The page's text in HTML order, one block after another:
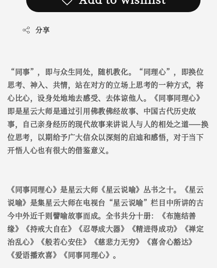
分享
“同事”，即与众生同处，随机教化。“同理心”，即换位
思考、神入、共情，站在对方的立场上思考的一种方式，将
心比心，设身处地地去感受、去体谅他人。《同事同理心》
即是星云大师是通过引用佛教佛经故事、中国古代历史故
事，自己亲身经历的现代故事来讲说人与人的相处之道——换
位思考，以期给予广大信众以深刻的启迪和感悟，对于当下
开悟人心也有很大的借鉴意义。
《同事同理心》是星云大师《星云说喻》丛书之十。《星云
说喻》是集星云大师在电视台“星云说喻”栏目中所讲的古
今中外近千则譬喻故事而成。全书共分十册：《布施结善
缘》《持戒大自在》《忍辱成大器》《精进得成功》《禅定
治乱心》《般若心安住》《慈悲力无穷》《喜舍心豁达》
《爱语播欢喜》《同事同理心》。